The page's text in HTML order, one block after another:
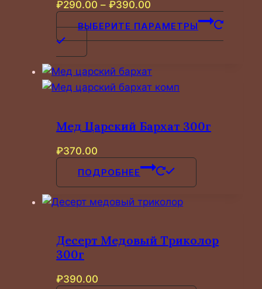
₽290.00 – ₽390.00
цен:
₽390.00
ВЫБЕРИТЕ ПАРАМЕТРЫ
Этот
товар
имеет
несколько
Опции
можно
выбрать
на
товара.
Мед Царский Бархат 300г
₽370.00
ПОДРОБНЕЕ
Десерт Медовый Триколор
300г
₽390.00